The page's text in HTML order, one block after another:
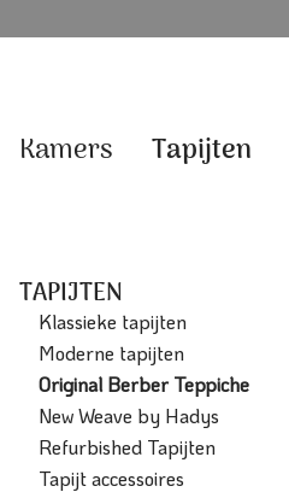
Kamers Tapijten
TAPIJTEN
Klassieke tapijten
Moderne tapijten
Original Berber Teppiche
New Weave by Hadys
Refurbished Tapijten
Tapijt accessoires